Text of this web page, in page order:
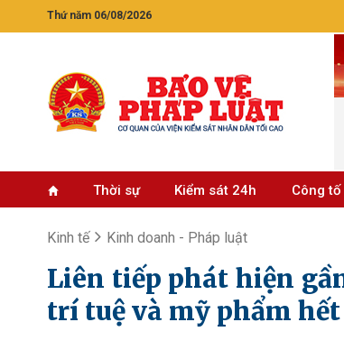
Thứ năm 06/08/2026
Thời sự Kiểm sát 24h Công
Kinh tế Kinh doanh - Pháp luật
Liên tiếp phát hiện
trí tuệ và mỹ phẩm